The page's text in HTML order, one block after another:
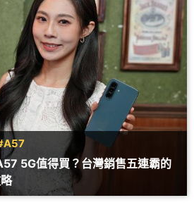
5G值得買？台灣銷售五連霸的